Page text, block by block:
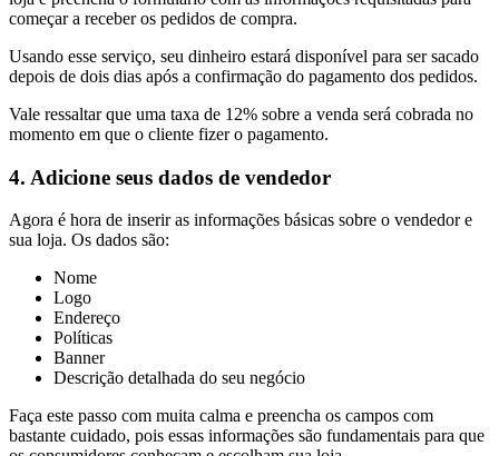
começar a receber os pedidos de compra.
Usando esse serviço, seu dinheiro estará disponível para ser sacado
depois de dois dias após a confirmação do pagamento dos pedidos.
Vale ressaltar que uma taxa de 12% sobre a venda será cobrada no
momento em que o cliente fizer o pagamento.
4. Adicione seus dados de vendedor
Agora é hora de inserir as informações básicas sobre o vendedor e
sua loja. Os dados são:
Nome
Logo
Endereço
Políticas
Banner
Descrição detalhada do seu negócio
Faça este passo com muita calma e preencha os campos com
bastante cuidado, pois essas informações são fundamentais para que